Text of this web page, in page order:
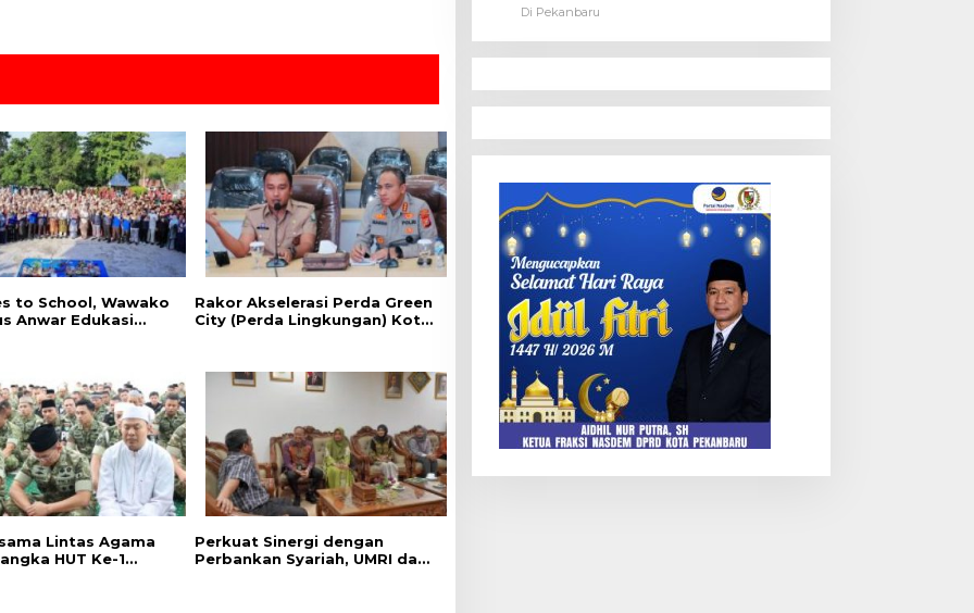
to School, ‎Wawako
Anwar Edukasi
Rakor Akselerasi Perda Green
City (Perda Lingkungan) Kota
Pekanbaru dan Tim Pakar
Lintas Agama
HUT Ke-1
Perkuat Sinergi dengan
Perbankan Syariah, UMRI dan
dengan Pimwil Bulog Riau dan Kepri
Di Pekanbaru